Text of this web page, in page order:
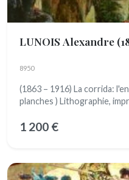
LUNOIS Alexandre
8950
(1863 – 1916) La corrida:
planches ) Lithographie,
1 200 €